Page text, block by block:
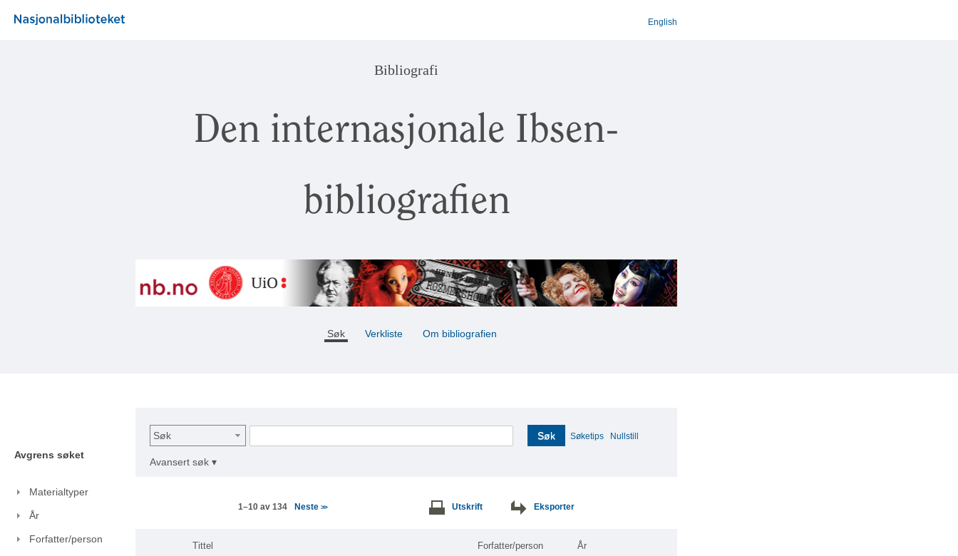
English
Bibliografi
Den internasjonale Ibsen-
bibliografien
Søk Verkliste Om bibliografien
Avgrens søket
Materialtyper
År
Forfatter/person
Søk Søk Søketips Nullstill
Avansert søk ▾
1–10 av 134 Neste >> Utskrift Eksporter
Tittel Forfatter/person År